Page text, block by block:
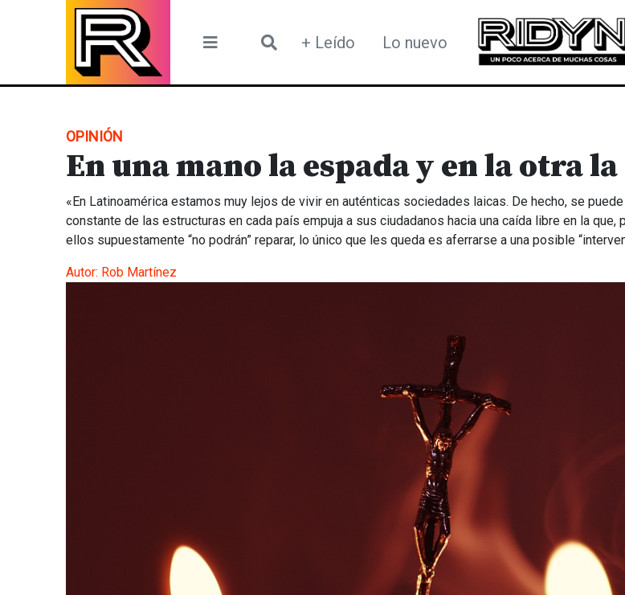
+ Leído Lo nuevo
OPINIÓN
En una mano la espada y en la otra
«En Latinoamérica estamos muy lejos de vivir en auténticas sociedades laicas. De hecho, se
constante de las estructuras en cada país empuja a sus ciudadanos hacia una caída libre en la que,
ellos supuestamente “no podrán” reparar, lo único que les queda es aferrarse a una posible
Autor: Rob Martínez